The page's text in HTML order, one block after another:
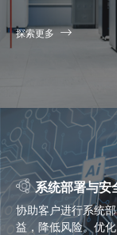
探索更多
系统部署与安
协助客户进行系统
益，降低风险。优